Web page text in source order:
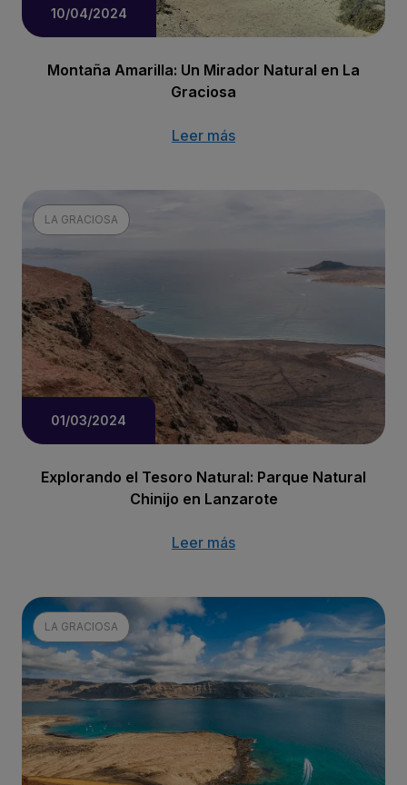
10/04/2024
Montaña Amarilla: Un Mirador Natural en La
Graciosa
Leer más
LA GRACIOSA
01/03/2024
Explorando el Tesoro Natural: Parque Natural
Chinijo en Lanzarote
Leer más
LA GRACIOSA